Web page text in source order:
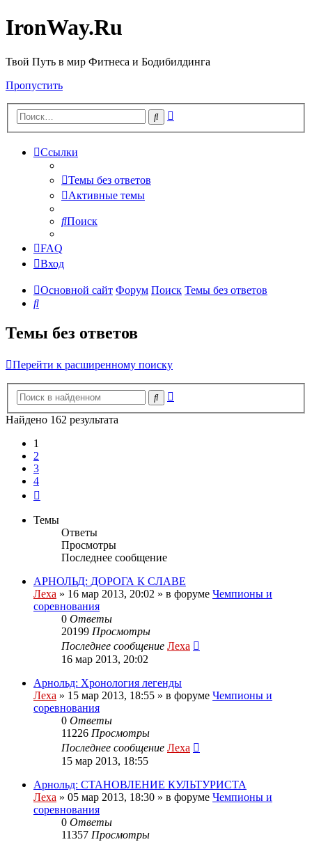
IronWay.Ru
Твой Путь в мир Фитнеса и Бодибилдинга
Пропустить
Поиск
Ссылки
Темы без ответов
Активные темы
Поиск
FAQ
Вход
Основной сайт Форум Поиск Темы без ответов
Поиск
Темы без ответов
Перейти к расширенному поиску
Поиск
Найдено 162 результата
1
2
3
4
Темы
Ответы
Просмотры
Последнее сообщение
АРНОЛЬД: ДОРОГА К СЛАВЕ
Леха » 16 мар 2013, 20:02 » в форуме Чемпионы и
соревнования
0 Ответы
20199 Просмотры
Последнее сообщение Леха
16 мар 2013, 20:02
Арнольд: Хронология легенды
Леха » 15 мар 2013, 18:55 » в форуме Чемпионы и
соревнования
0 Ответы
11226 Просмотры
Последнее сообщение Леха
15 мар 2013, 18:55
Арнольд: СТАНОВЛЕНИЕ КУЛЬТУРИСТА
Леха » 05 мар 2013, 18:30 » в форуме Чемпионы и
соревнования
0 Ответы
11357 Просмотры